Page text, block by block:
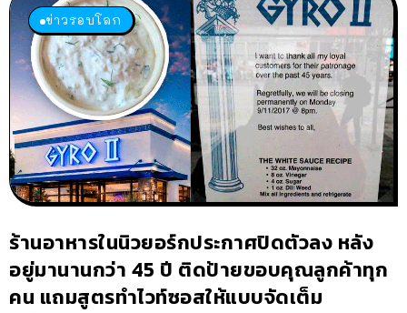
ข่าวรอบโลก
ร้านอาหารในนิวยอร์กประกาศปิดตัวลง หลัง
อยู่มานานกว่า 45 ปี ติดป้ายขอบคุณลูกค้าทุก
คน แถมสูตรทำไวท์ซอสให้แบบจัดเต็ม